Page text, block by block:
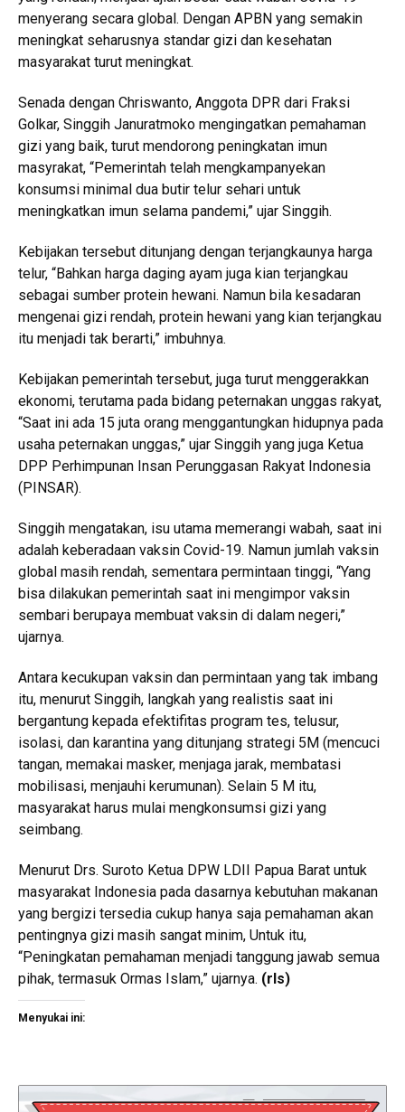
menyerang secara global. Dengan APBN yang semakin
meningkat seharusnya standar gizi dan kesehatan
masyarakat turut meningkat.
Senada dengan Chriswanto, Anggota DPR dari Fraksi
Golkar, Singgih Januratmoko mengingatkan pemahaman
gizi yang baik, turut mendorong peningkatan imun
masyrakat, “Pemerintah telah mengkampanyekan
konsumsi minimal dua butir telur sehari untuk
meningkatkan imun selama pandemi,” ujar Singgih.
Kebijakan tersebut ditunjang dengan terjangkaunya harga
telur, “Bahkan harga daging ayam juga kian terjangkau
sebagai sumber protein hewani. Namun bila kesadaran
mengenai gizi rendah, protein hewani yang kian terjangkau
itu menjadi tak berarti,” imbuhnya.
Kebijakan pemerintah tersebut, juga turut menggerakkan
ekonomi, terutama pada bidang peternakan unggas rakyat,
“Saat ini ada 15 juta orang menggantungkan hidupnya pada
usaha peternakan unggas,” ujar Singgih yang juga Ketua
DPP Perhimpunan Insan Perunggasan Rakyat Indonesia
(PINSAR).
Singgih mengatakan, isu utama memerangi wabah, saat ini
adalah keberadaan vaksin Covid-19. Namun jumlah vaksin
global masih rendah, sementara permintaan tinggi, “Yang
bisa dilakukan pemerintah saat ini mengimpor vaksin
sembari berupaya membuat vaksin di dalam negeri,”
ujarnya.
Antara kecukupan vaksin dan permintaan yang tak imbang
itu, menurut Singgih, langkah yang realistis saat ini
bergantung kepada efektifitas program tes, telusur,
isolasi, dan karantina yang ditunjang strategi 5M (mencuci
tangan, memakai masker, menjaga jarak, membatasi
mobilisasi, menjauhi kerumunan). Selain 5 M itu,
masyarakat harus mulai mengkonsumsi gizi yang
seimbang.
Menurut Drs. Suroto Ketua DPW LDII Papua Barat untuk
masyarakat Indonesia pada dasarnya kebutuhan makanan
yang bergizi tersedia cukup hanya saja pemahaman akan
pentingnya gizi masih sangat minim, Untuk itu,
“Peningkatan pemahaman menjadi tanggung jawab semua
pihak, termasuk Ormas Islam,” ujarnya. (rls)
Menyukai ini: